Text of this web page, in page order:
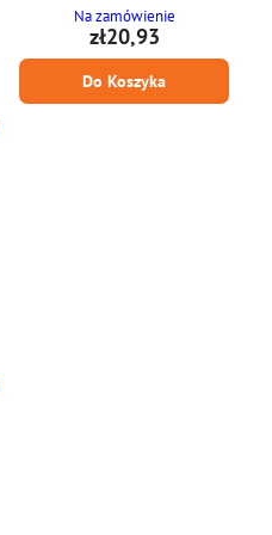
* Ložisko extrudéru / Kladka filamentu *
Od Creality 3D
Na zamówienie
zł20,93
Do Koszyka